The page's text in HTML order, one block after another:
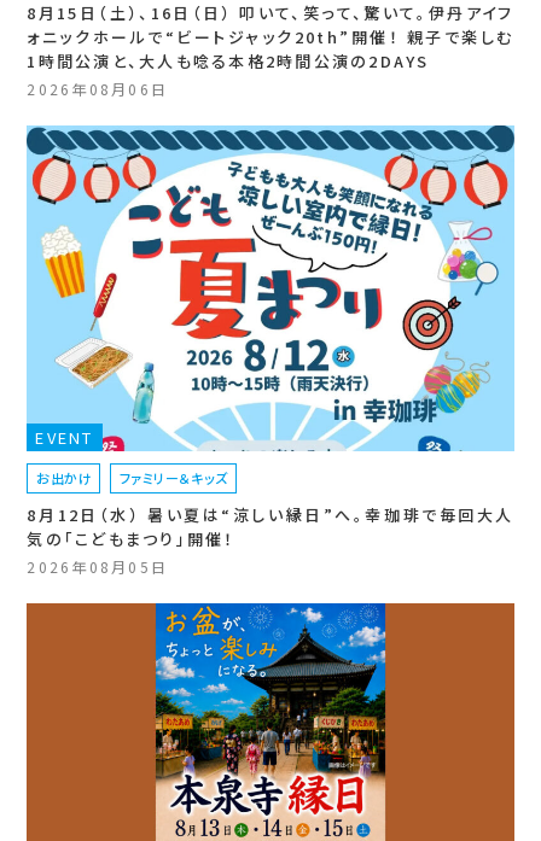
8月15日（土）、16日（日） 叩いて、笑って、驚いて。伊丹アイフ
ォニックホールで“ビートジャック20th”開催！ 親子で楽しむ
1時間公演と、大人も唸る本格2時間公演の2DAYS
2026年08月06日
EVENT
お出かけ ファミリー＆キッズ
8月12日（水） 暑い夏は“涼しい縁日”へ。幸珈琲で毎回大人
気の「こどもまつり」開催！
2026年08月05日